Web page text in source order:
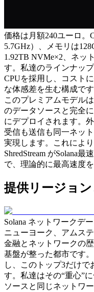
価格は月額240ユーロ。
5.7GHz）、メモリは
1.92TB NVMe×2、ネッ
す。私達のラインナッ
CPUを採用し、コスト
な体感差を生む構成です
このプレミアムモデル
のデータソースと完全
にデプロイされます。
受信も送信も同一ネッ
実現します。これによ
ShredStream がSolana
で、理論的に最高速度
提供リージョ
Solana ネットワークデ
ニューヨーク、アムス
金融とネットワークの
基盤が整った都市です
し、このトップ3だけで
す。私達はその“重心”
ソースと同じネットワ